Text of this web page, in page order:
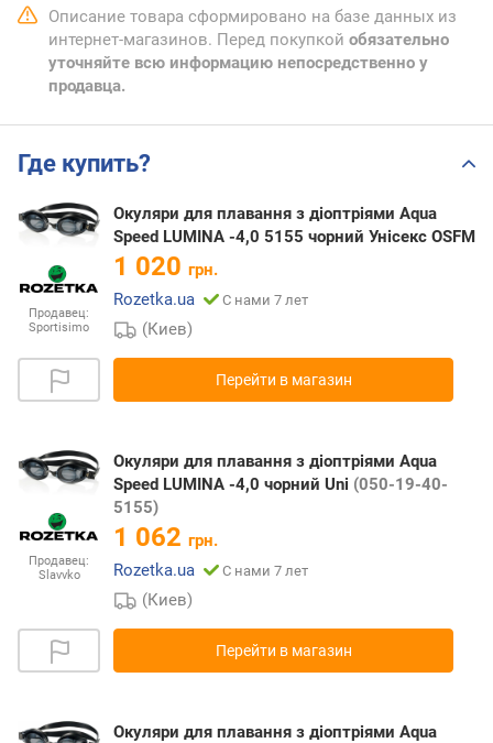
Описание товара сформировано на базе данных из
интернет-магазинов. Перед покупкой обязательно
уточняйте всю информацию непосредственно у
продавца.
Где купить?
Продавец:
Sportisimo
Окуляри для плавання з діоптріями Aqua
Speed LUMINA -4,0 5155 чорний Унісекс OSFM
1 020 грн.
Rozetka.ua
С нами 7 лет
(Киев)
Перейти в магазин
Продавец:
Slavvko
Окуляри для плавання з діоптріями Aqua
Speed LUMINA -4,0 чорний Uni (050-19-40-
5155)
1 062 грн.
Rozetka.ua
С нами 7 лет
(Киев)
Перейти в магазин
Окуляри для плавання з діоптріями Aqua